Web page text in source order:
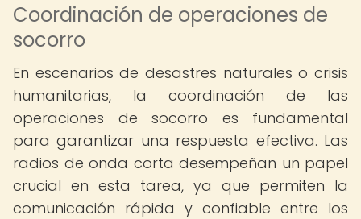
Coordinación de operaciones de
socorro
En escenarios de desastres naturales o crisis
humanitarias, la coordinación de las
operaciones de socorro es fundamental
para garantizar una respuesta efectiva. Las
radios de onda corta desempeñan un papel
crucial en esta tarea, ya que permiten la
comunicación rápida y confiable entre los